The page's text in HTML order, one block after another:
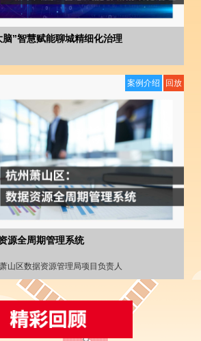
”智慧赋能聊城精细化治理
源全周期管理系统
山区数据资源管理局项目负责人
案例介绍 回放